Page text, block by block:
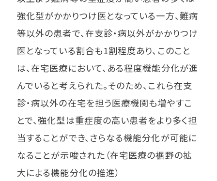
強化型がかかりつけ医となっている一方、難病
等以外の患者で、在支診・病以外がかかりつけ
医となっている割合も1割程度あり、このこと
は、在宅医療において、ある程度機能分化が進
んでいると考えられた。そのため、これら在支
診・病以外の在宅を担う医療機関も増やすこ
とで、強化型は重症度の高い患者をより多く担
当することができ、さらなる機能分化が可能に
なることが示唆された（在宅医療の裾野の拡
大による機能分化の推進）